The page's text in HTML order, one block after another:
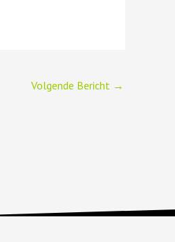
Volgende Bericht →